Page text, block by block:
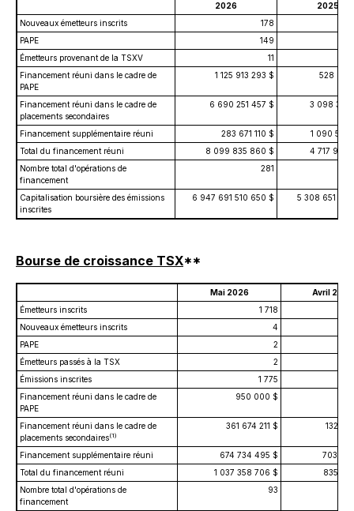
2026
2025
Nouveaux émetteurs inscrits
178
PAPE
149
Émetteurs provenant de la TSXV
11
Financement réuni dans le cadre de
PAPE
1 125 913 293 $ 528 954
Financement réuni dans le cadre de
placements secondaires
6 690 251 457 $ 3 098 382
Financement supplémentaire réuni 283 671 110 $
1 090 569
Total du financement réuni
8 099 835 860 $
4 717 906
Nombre total d'opérations de
financement
281
Capitalisation boursière des émissions
inscrites
6 947 691 510 650 $ 5 308 651 801
Bourse de croissance TSX**
Mai 2026
Avril 2026
Émetteurs inscrits
1 718
Nouveaux émetteurs inscrits
4
PAPE
2
Émetteurs passés à la TSX
2
Émissions inscrites
1 775
Financement réuni dans le cadre de
PAPE
950 000 $
Financement réuni dans le cadre de
placements secondaires(1)
361 674 211 $ 132
Financement supplémentaire réuni 674 734 495 $
703
Total du financement réuni
1 037 358 706 $
835
Nombre total d'opérations de
financement
93